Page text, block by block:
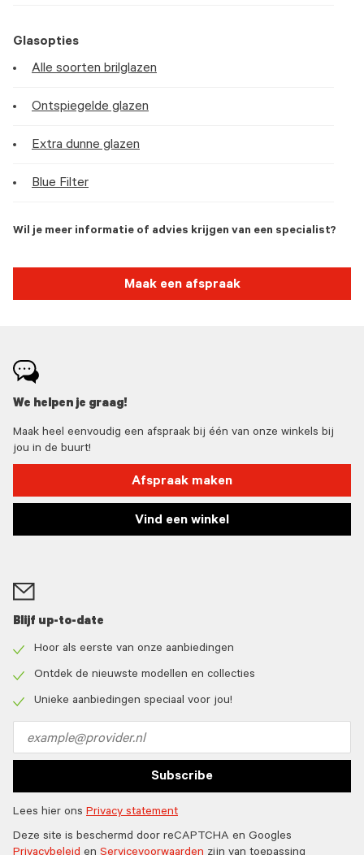
Glasopties
Alle soorten brilglazen
Ontspiegelde glazen
Extra dunne glazen
Blue Filter
Wil je meer informatie of advies krijgen van een specialist?
Maak een afspraak
We helpen je graag!
Maak heel eenvoudig een afspraak bij één van onze winkels bij
jou in de buurt!
Afspraak maken
Vind een winkel
Blijf up-to-date
icon
Hoor als eerste van onze aanbiedingen
icon
Ontdek de nieuwste modellen en collecties
Unieke aanbiedingen speciaal voor jou!
address
Subscribe
Lees hier ons Privacy statement
Deze site is beschermd door reCAPTCHA en Googles